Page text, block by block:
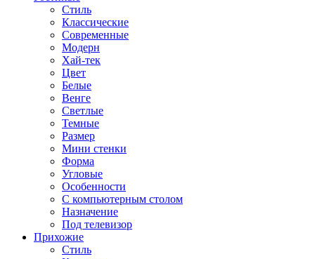
Стиль
Классические
Современные
Модерн
Хай-тек
Цвет
Белые
Венге
Светлые
Темные
Размер
Мини стенки
Форма
Угловые
Особенности
С компьютерным столом
Назначение
Под телевизор
Прихожие
Стиль